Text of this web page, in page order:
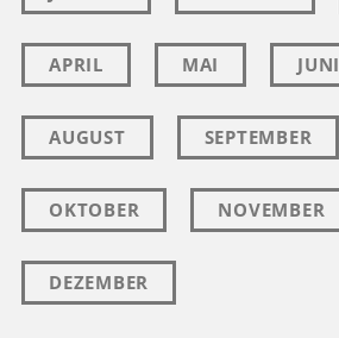
APRIL MAI JUNI
AUGUST SEPTEMBER
OKTOBER NOVEMBER
DEZEMBER